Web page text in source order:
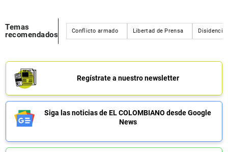
Temas
recomendados
Conflicto armado Libertad de Prensa
Regístrate a nuestro newsletter
Siga las noticias de EL COLOMBIANO desde Google
News